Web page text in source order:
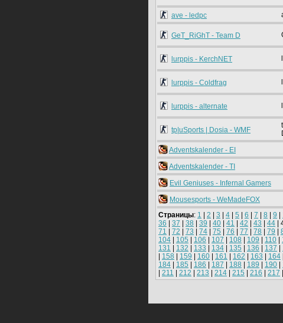
ave - ledpc
GeT_RiGhT - Team D
lurppis - KerchNET
lurppis - Coldfrag
lurppis - alternate
tp|uSports | Dosia - WMF
Adventskalender - EI
Adventskalender - TI
Evil Geniuses - Infernal Gamers
Mousesports - WeMadeFOX
Страницы: 1 2 3 4 5 6 7 8 9
36
37 38 39 40 41 42 43 44 |
71
72 73 74 75 76 77 78 79
104
105 106 107 108 109 110
131
132 133 134 135 136 137
158 159 160 161 162 163 164
184
185 186 187 188 189 190
211 212 213 214 215 216 217